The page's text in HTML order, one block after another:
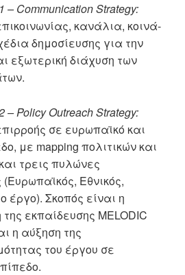
– Communication Strategy:
κανάλια, κοινά-
δημοσίευσης για την
εξωτερική διάχυση των
– Policy Outreach Strategy:
σε ευρωπαϊκό και
με mapping πολιτικών και
τρεις πυλώνες
Εθνικός,
έργο). Σκοπός είναι η
εκπαίδευσης MELODIC
η αύξηση της
του έργου σε